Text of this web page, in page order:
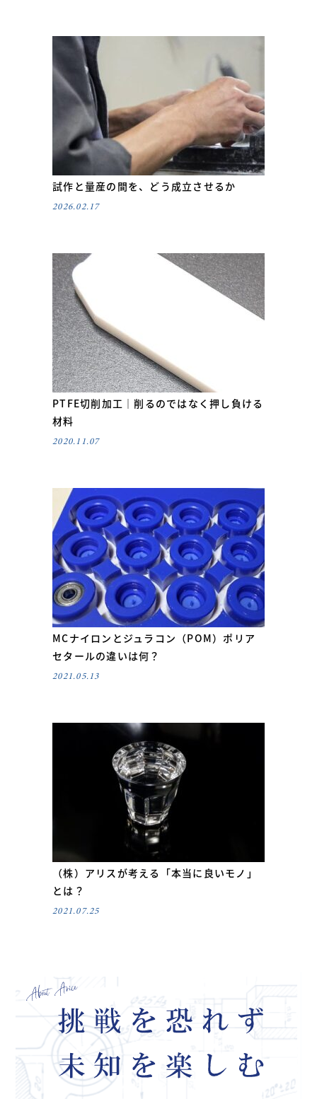
試作と量産の間を、どう成立させるか
2026.02.17
PTFE切削加工｜削るのではなく押し負ける
材料
2020.11.07
MCナイロンとジュラコン（POM）ポリア
セタールの違いは何？
2021.05.13
（株）アリスが考える「本当に良いモノ」
とは？
2021.07.25